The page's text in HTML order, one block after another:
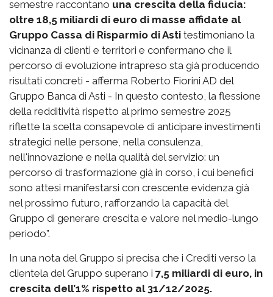
semestre raccontano una crescita della fiducia:
oltre 18,5 miliardi di euro di masse affidate al
Gruppo Cassa di Risparmio di Asti testimoniano la
vicinanza di clienti e territori e confermano che il
percorso di evoluzione intrapreso sta già producendo
risultati concreti - afferma Roberto Fiorini AD del
Gruppo Banca di Asti - In questo contesto, la flessione
della redditività rispetto al primo semestre 2025
riflette la scelta consapevole di anticipare investimenti
strategici nelle persone, nella consulenza,
nell'innovazione e nella qualità del servizio: un
percorso di trasformazione già in corso, i cui benefici
sono attesi manifestarsi con crescente evidenza già
nel prossimo futuro, rafforzando la capacità del
Gruppo di generare crescita e valore nel medio-lungo
periodo”.
In una nota del Gruppo si precisa che i Crediti verso la
clientela del Gruppo superano i 7,5 miliardi di euro, in
crescita dell’1% rispetto al 31/12/2025.